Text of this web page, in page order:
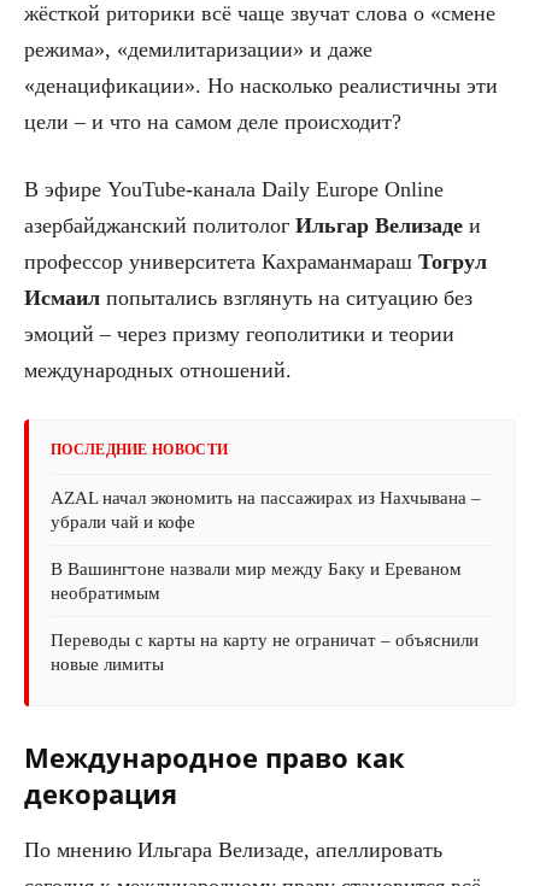
жёсткой риторики всё чаще звучат слова о «смене
режима», «демилитаризации» и даже
«денацификации». Но насколько реалистичны эти
цели – и что на самом деле происходит?
В эфире YouTube-канала Daily Europe Online
азербайджанский политолог Ильгар Велизаде и
профессор университета Кахраманмараш Тогрул
Исмаил попытались взглянуть на ситуацию без
эмоций – через призму геополитики и теории
международных отношений.
ПОСЛЕДНИЕ НОВОСТИ
AZAL начал экономить на пассажирах из Нахчывана –
убрали чай и кофе
В Вашингтоне назвали мир между Баку и Ереваном
необратимым
Переводы с карты на карту не ограничат – объяснили
новые лимиты
Международное право как
декорация
По мнению Ильгара Велизаде, апеллировать